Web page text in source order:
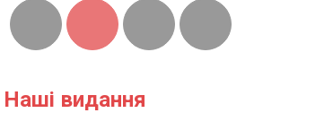
Наші видання